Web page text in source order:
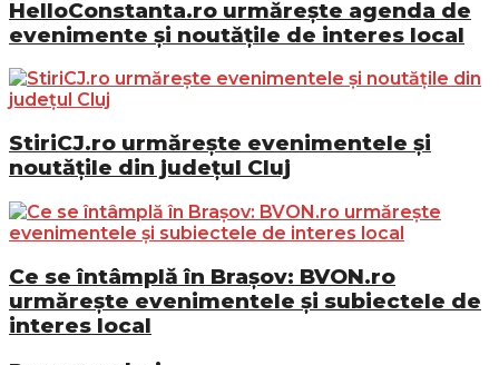
HelloConstanta.ro urmărește agenda de
evenimente și noutățile de interes local
StiriCJ.ro urmărește evenimentele și
noutățile din județul Cluj
Ce se întâmplă în Brașov: BVON.ro
urmărește evenimentele și subiectele de
interes local